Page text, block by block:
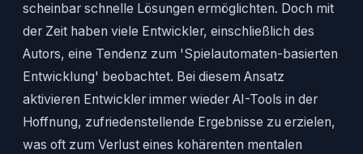
scheinbar schnelle Lösungen ermöglichten. Doch mit
der Zeit haben viele Entwickler, einschließlich des
Autors, eine Tendenz zum 'Spielautomaten-basierten
Entwicklung' beobachtet. Bei diesem Ansatz
aktivieren Entwickler immer wieder AI-Tools in der
Hoffnung, zufriedenstellende Ergebnisse zu erzielen,
was oft zum Verlust eines kohärenten mentalen